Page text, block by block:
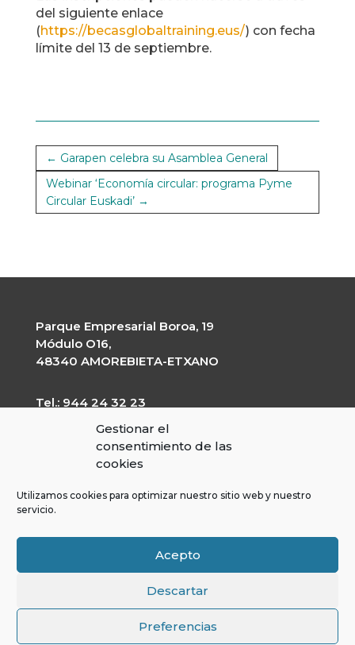
Gestionar el
consentimiento de las
cookies
Utilizamos cookies para optimizar nuestro sitio web y nuestro
servicio.
Acepto
Descartar
Preferencias
del siguiente enlace
(https://becasglobaltraining.eus/) con fecha
límite del 13 de septiembre.
← Garapen celebra su Asamblea General
Webinar ‘Economía circular: programa Pyme
Circular Euskadi’→
Parque Empresarial Boroa, 19
Módulo O16,
48340 AMOREBIETA-ETXANO
Tel.: 944 24 32 23
CIF: G-20227203
Transparency Portal
Cookies Policy